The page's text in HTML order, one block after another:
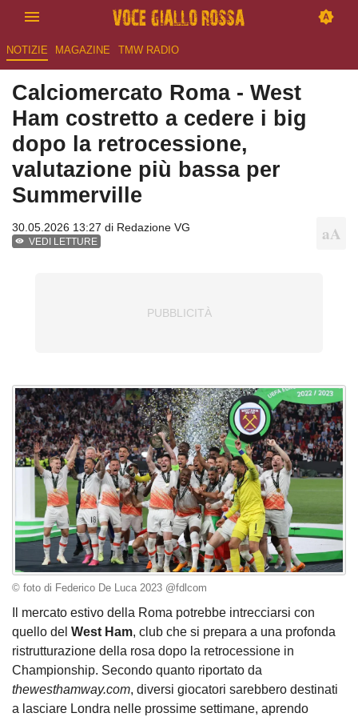
NOTIZIE MAGAZINE TMW RADIO
Calciomercato Roma - West
Ham costretto a cedere i big
dopo la retrocessione,
valutazione più bassa per
Summerville
30.05.2026 13:27 di Redazione VG
VEDI LETTURE
© foto di Federico De Luca 2023 @fdlcom
Il mercato estivo della Roma potrebbe intrecciarsi con
quello del West Ham, club che si prepara a una profonda
ristrutturazione della rosa dopo la retrocessione in
Championship. Secondo quanto riportato da
thewesthamway.com, diversi giocatori sarebbero destinati
a lasciare Londra nelle prossime settimane, aprendo